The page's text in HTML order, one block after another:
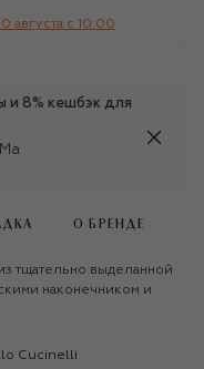
августа c 10:00
и 8% кешбэк для
О БРЕНДЕ
тщательно выделанной
наконечником и
Cucinelli